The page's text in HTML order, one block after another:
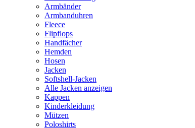
Armbänder
Armbanduhren
Fleece
Flipflops
Handfächer
Hemden
Hosen
Jacken
Softshell-Jacken
Alle Jacken anzeigen
Kappen
Kinderkleidung
Mützen
Poloshirts